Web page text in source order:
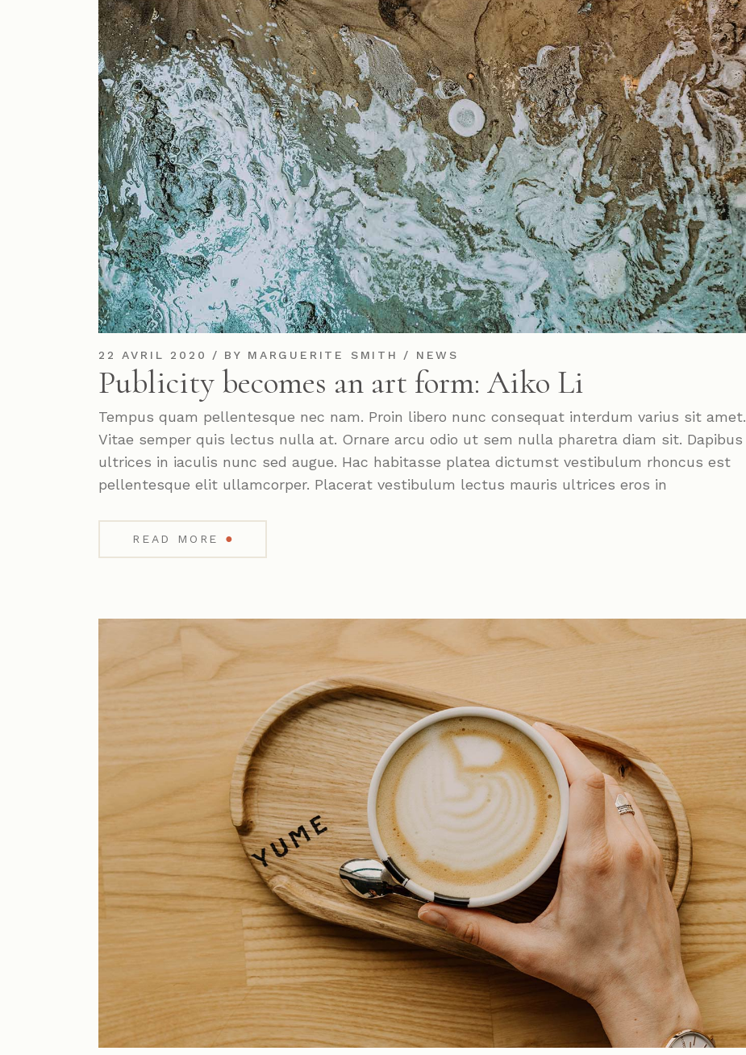
22 AVRIL 2020 BY MARGUERITE SMITH NEWS
Publicity becomes an art form: Aiko Li
Tempus quam pellentesque nec nam. Proin libero nunc consequat interdum varius sit amet.
Vitae semper quis lectus nulla at. Ornare arcu odio ut sem nulla pharetra diam sit. Dapibus
ultrices in iaculis nunc sed augue. Hac habitasse platea dictumst vestibulum rhoncus est
pellentesque elit ullamcorper. Placerat vestibulum lectus mauris ultrices eros in
READ MORE ●